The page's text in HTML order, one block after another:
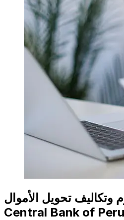
تحويل الأموال